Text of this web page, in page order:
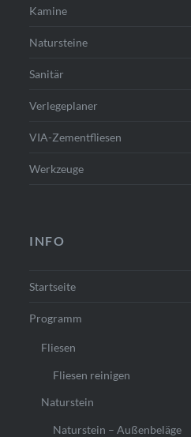
Kamine
Natursteine
Sanitär
Verlegeplaner
VIA-Zementfliesen
Werkzeuge
INFO
Startseite
Programm
Fliesen
Fliesen reinigen
Naturstein
Naturstein – Außenbeläge